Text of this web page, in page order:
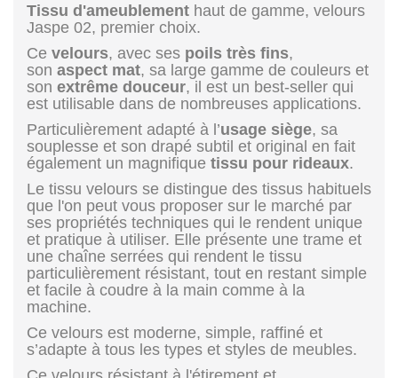
Tissu d'ameublement haut de gamme, velours
Jaspe 02, premier choix.
Ce velours, avec ses poils très fins,
son aspect mat, sa large gamme de couleurs et
son extrême douceur, il est un best-seller qui
est utilisable dans de nombreuses applications.
Particulièrement adapté à l’usage siège, sa
souplesse et son drapé subtil et original en fait
également un magnifique tissu pour rideaux.
Le tissu velours se distingue des tissus habituels
que l'on peut vous proposer sur le marché par
ses propriétés techniques qui le rendent unique
et pratique à utiliser. Elle présente une trame et
une chaîne serrées qui rendent le tissu
particulièrement résistant, tout en restant simple
et facile à coudre à la main comme à la
machine.
Ce velours est moderne, simple, raffiné et
s’adapte à tous les types et styles de meubles.